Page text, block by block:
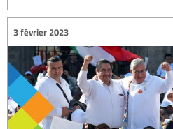
3 février 2023